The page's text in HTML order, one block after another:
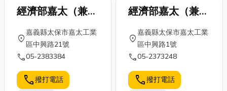
經濟部嘉太（兼中
埔）產業園區服務
中心
location_on
嘉義縣太保市嘉太工業
區中興路21號
call05-2383384
call撥打電話
經濟部嘉太（兼中
埔）產業園區服務
中心
location_on
嘉義縣太保市嘉太工業
區中興路1號
call05-2373248
call撥打電話